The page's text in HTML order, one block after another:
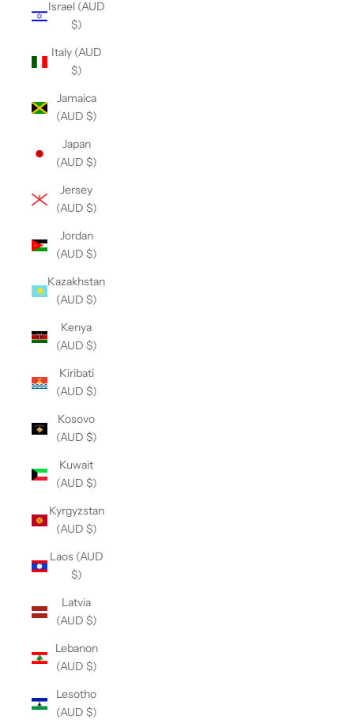
Israel (AUD
$)
Italy (AUD
$)
Jamaica
(AUD $)
Japan
(AUD $)
Jersey
(AUD $)
Jordan
(AUD $)
Kazakhstan
(AUD $)
Kenya
(AUD $)
Kiribati
(AUD $)
Kosovo
(AUD $)
Kuwait
(AUD $)
Kyrgyzstan
(AUD $)
Laos (AUD
$)
Latvia
(AUD $)
Lebanon
(AUD $)
Lesotho
(AUD $)